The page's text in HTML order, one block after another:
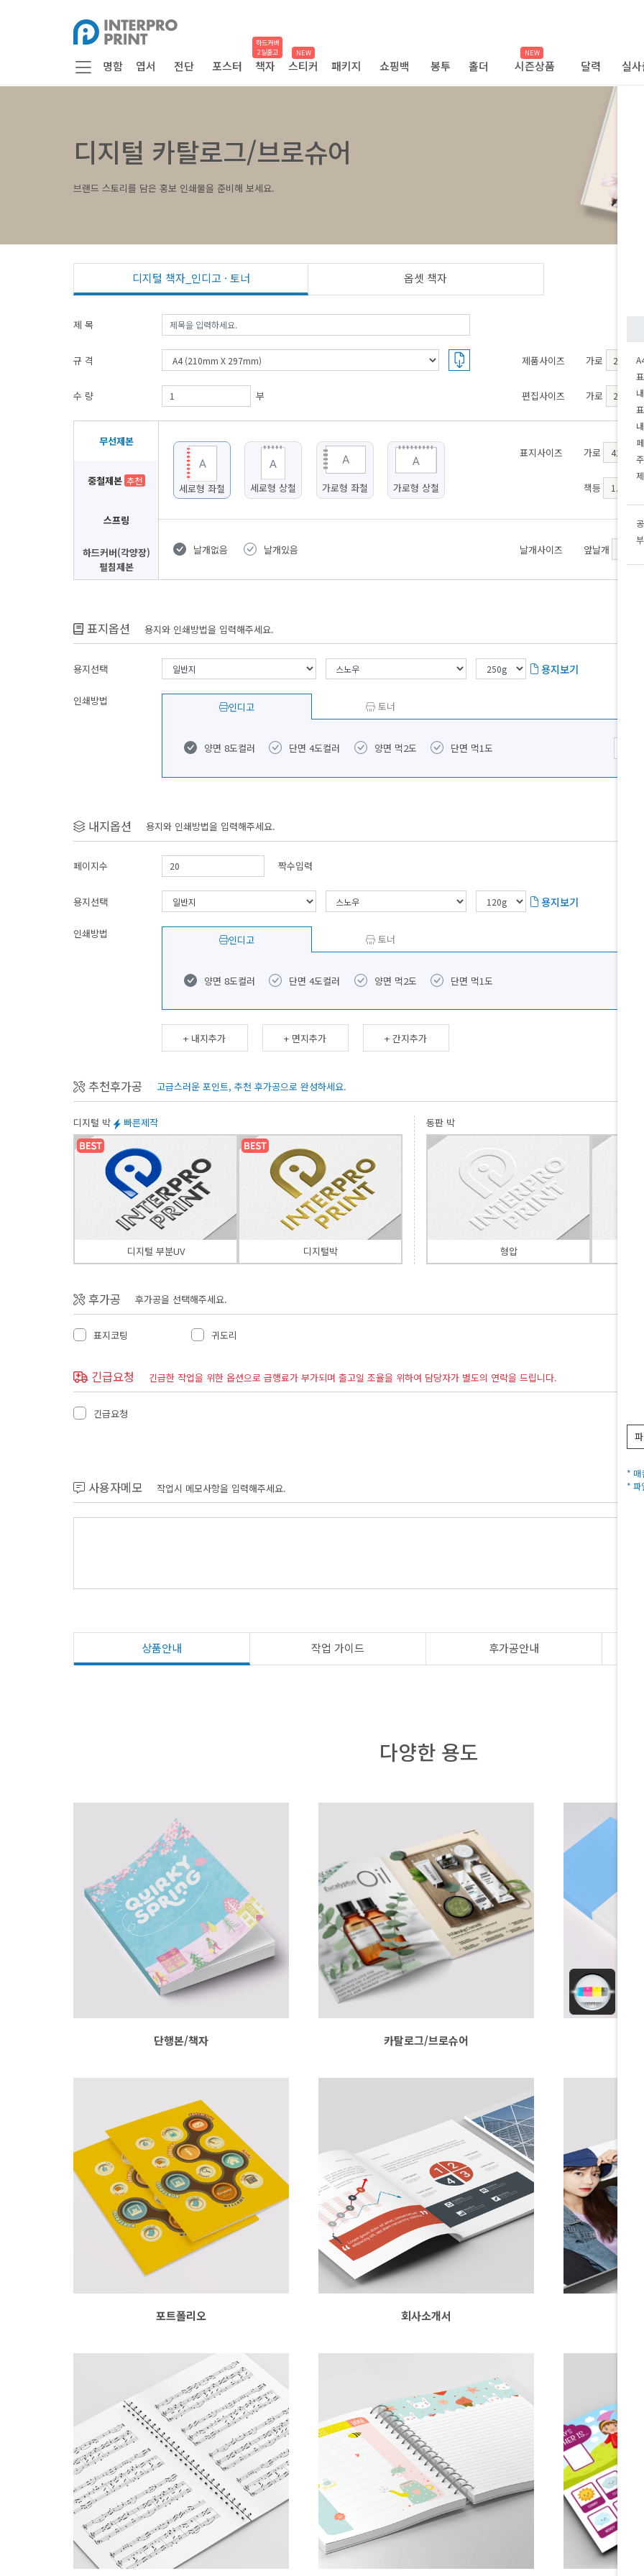
명함 엽서 전단 포스터
하드커버
2일출고
책자
NEW
스티커 패키지 쇼핑백 봉투 홀더
NEW
시즌상품 달력 실
디지털 카탈로그/브로슈어
브랜드 스토리를 담은 홍보 인쇄물을 준비해 보세요.
디지털 책자_인디고 · 토너 옵셋 책자
제 목
규 격 제품사이즈 가로
수 량 부 편집사이즈 가로
무선제본
중철제본 추천
스프링
하드커버(각양장)
펼침제본
세로형 좌철 세로형 상철 가로형 좌철 가로형 상철
표지사이즈 가로
책등
날개없음 날개있음 날개사이즈 앞날개
표지옵션 용지와 인쇄방법을 입력해주세요.
용지선택 용지보기
인쇄방법 인디고 토너
양면 8도컬러 단면 4도컬러 양면 먹2도 단면 먹1도
내지옵션 용지와 인쇄방법을 입력해주세요.
페이지수 짝수입력
용지선택 용지보기
인쇄방법 인디고 토너
양면 8도컬러 단면 4도컬러 양면 먹2도 단면 먹1도
+ 내지추가 + 면지추가 + 간지추가
추천후가공 고급스러운 포인트, 추천 후가공으로 완성하세요.
디지털 박 빠른제작
디지털 부분UV 디지털박
동판 박
형압
후가공 후가공을 선택해주세요.
표지코팅 귀도리
긴급요청 긴급한 작업을 위한 옵션으로 급행료가 부가되며 출고일 조율을 위하여 담당자가 별도의 연락을 드립니다.
긴급요청
사용자메모 작업시 메모사항을 입력해주세요.
상품안내 작업 가이드 후가공안내
다양한 용도
단행본/책자 카탈로그/브로슈어
포트폴리오 회사소개서
* 매
* 파